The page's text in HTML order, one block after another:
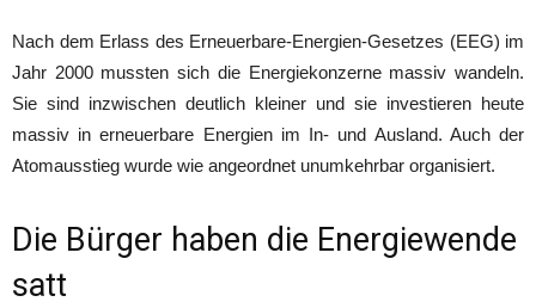
Nach dem Erlass des Erneuerbare-Energien-Gesetzes (EEG) im
Jahr 2000 mussten sich die Energiekonzerne massiv wandeln.
Sie sind inzwischen deutlich kleiner und sie investieren heute
massiv in erneuerbare Energien im In- und Ausland. Auch der
Atomausstieg wurde wie angeordnet unumkehrbar organisiert.
Die Bürger haben die Energiewende
satt